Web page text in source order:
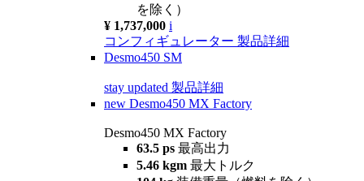
を除く）
¥ 1,737,000 i
コンフィギュレーター 製品詳細
Desmo450 SM
stay updated 製品詳細
new Desmo450 MX Factory
Desmo450 MX Factory
63.5 ps 最高出力
5.46 kgm 最大トルク